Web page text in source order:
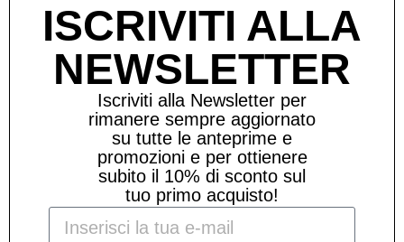
ISCRIVITI ALLA
NEWSLETTER
Iscriviti alla Newsletter per
rimanere sempre aggiornato
su tutte le anteprime e
promozioni e per ottienere
subito il 10% di sconto sul
tuo primo acquisto!